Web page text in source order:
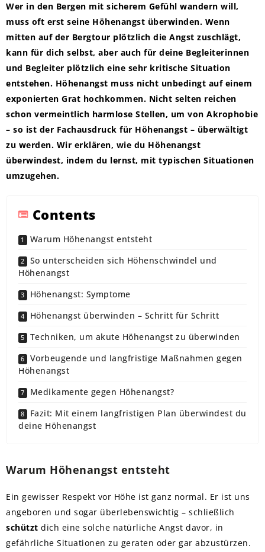
Wer in den Bergen mit sicherem Gefühl wandern will,
muss oft erst seine Höhenangst überwinden. Wenn
mitten auf der Bergtour plötzlich die Angst zuschlägt,
kann für dich selbst, aber auch für deine Begleiterinnen
und Begleiter plötzlich eine sehr kritische Situation
entstehen. Höhenangst muss nicht unbedingt auf einem
exponierten Grat hochkommen. Nicht selten reichen
schon vermeintlich harmlose Stellen, um von Akrophobie
– so ist der Fachausdruck für Höhenangst – überwältigt
zu werden. Wir erklären, wie du Höhenangst
überwindest, indem du lernst, mit typischen Situationen
umzugehen.
Contents
Warum Höhenangst entsteht
So unterscheiden sich Höhenschwindel und
Höhenangst
Höhenangst: Symptome
Höhenangst überwinden – Schritt für Schritt
Techniken, um akute Höhenangst zu überwinden
Vorbeugende und langfristige Maßnahmen gegen
Höhenangst
Medikamente gegen Höhenangst?
Fazit: Mit einem langfristigen Plan überwindest du
deine Höhenangst
Warum Höhenangst entsteht
Ein gewisser Respekt vor Höhe ist ganz normal. Er ist uns
angeboren und sogar überlebenswichtig – schließlich
schützt dich eine solche natürliche Angst davor, in
gefährliche Situationen zu geraten oder gar abzustürzen.